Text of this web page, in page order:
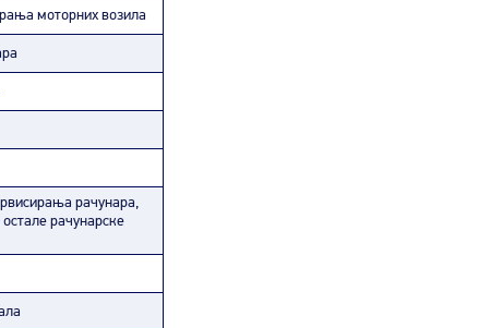
моторних возила
рачунара,
рачунарске